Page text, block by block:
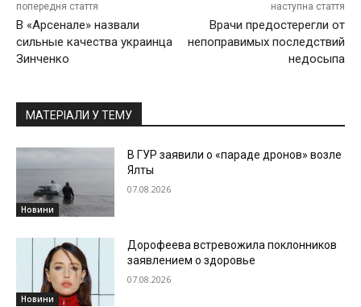
попередня стаття
В «Арсенале» назвали
сильные качества украинца
Зинченко
наступна стаття
Врачи предостерегли от
непоправимых последствий
недосыпа
МАТЕРІАЛИ У ТЕМУ
Новини
В ГУР заявили о «параде дронов» возле
Ялты
07.08.2026
Новини
Дорофеева встревожила поклонников
заявлением о здоровье
07.08.2026